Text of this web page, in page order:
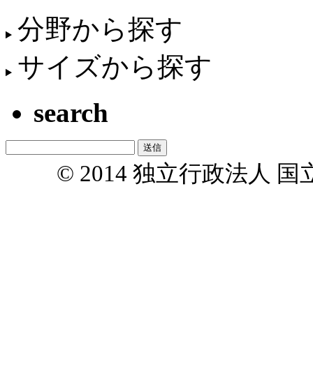
分野から探す
サイズから探す
search
© 2014 独立行政法人 国